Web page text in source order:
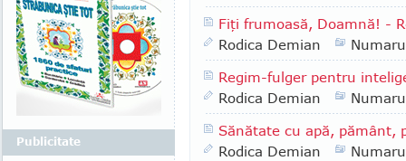
Fiţi frumoasă, Doamnă! -
Rodica Demian
Regim-fulger pentru
Rodica Demian
Sănătate cu apă, pământ,
Rodica Demian
Publicitate